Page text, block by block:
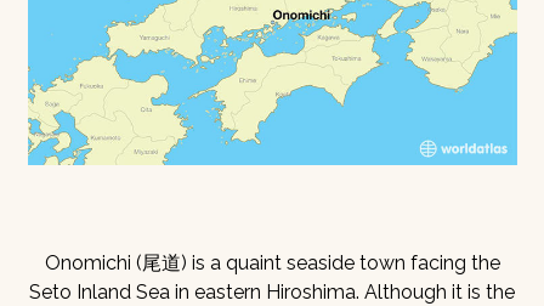
Onomichi (尾道) is a quaint seaside town facing the
Seto Inland Sea in eastern Hiroshima. Although it is the